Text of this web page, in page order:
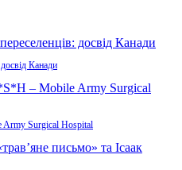
Канади
Army Surgical Hospital